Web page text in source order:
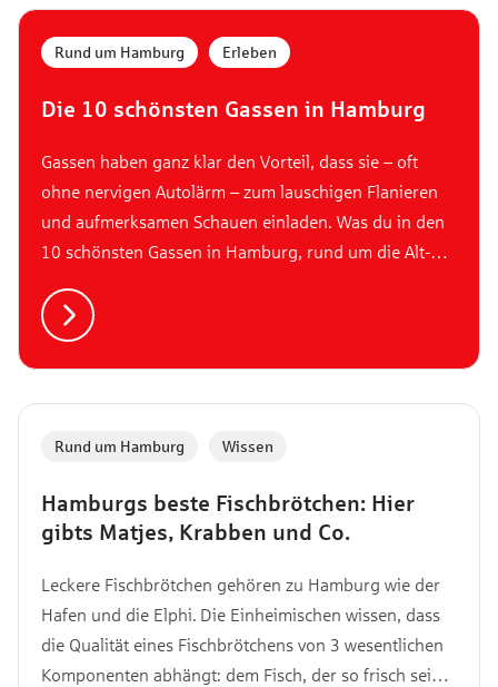
Die 10 schönsten Gassen in Hamburg
Rund um Hamburg Erleben
Gassen haben ganz klar den Vorteil, dass sie – oft
ohne nervigen Autolärm – zum lauschigen Flanieren
und aufmerksamen Schauen einladen. Was du in den
10 schönsten Gassen in Hamburg, rund um die Alt-
hier.
Hamburgs beste Fischbrötchen: Hier
gibts Matjes, Krabben und Co.
Rund um Hamburg Wissen
Leckere Fischbrötchen gehören zu Hamburg wie der
Hafen und die Elphi. Die Einheimischen wissen, dass
die Qualität eines Fischbrötchens von 3 wesentlichen
Komponenten abhängt: dem Fisch, der so frisch sein